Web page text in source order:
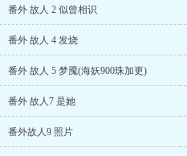
番外 故人 2 似曾相识
番外 故人 4 发烧
番外 故人 5 梦魇(海妖900珠加更)
番外 故人7 是她
番外故人9 照片